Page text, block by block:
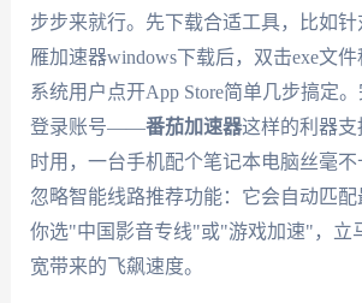
步步来就行。先下载合适工具，比如针
雁加速器windows下载后，双击exe文
系统用户点开App Store简单几步搞定
登录账号——番茄加速器这样的利器支
时用，一台手机配个笔记本电脑丝毫不
忽略智能线路推荐功能：它会自动匹
你选"中国影音专线"或"游戏加速"，立
宽带来的飞飙速度。